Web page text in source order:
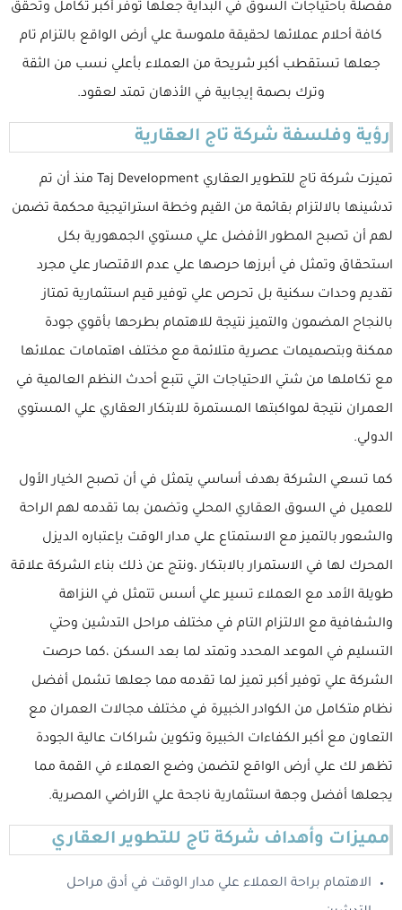
مفصلة باحتياجات السوق في البداية جعلها توفر أكبر تكامل وتحقق
كافة أحلام عملائها لحقيقة ملموسة علي أرض الواقع بالتزام تام
جعلها تستقطب أكبر شريحة من العملاء بأعلي نسب من الثقة
وترك بصمة إيجابية في الأذهان تمتد لعقود.
رؤية وفلسفة شركة تاج العقارية
تميزت شركة تاج للتطوير العقاري Taj Development منذ أن تم
تدشينها بالالتزام بقائمة من القيم وخطة استراتيجية محكمة تضمن
لهم أن تصبح المطور الأفضل علي مستوي الجمهورية بكل
استحقاق وتمثل في أبرزها حرصها علي عدم الاقتصار علي مجرد
تقديم وحدات سكنية بل تحرص علي توفير قيم استثمارية تمتاز
بالنجاح المضمون والتميز نتيجة للاهتمام بطرحها بأقوي جودة
ممكنة وبتصميمات عصرية متلائمة مع مختلف اهتمامات عملائها
مع تكاملها من شتي الاحتياجات التي تتبع أحدث النظم العالمية في
العمران نتيجة لمواكبتها المستمرة للابتكار العقاري علي المستوي
الدولي.
كما تسعي الشركة بهدف أساسي يتمثل في أن تصبح الخيار الأول
للعميل في السوق العقاري المحلي وتضمن بما تقدمه لهم الراحة
والشعور بالتميز مع الاستمتاع علي مدار الوقت بإعتباره الديزل
المحرك لها في الاستمرار بالابتكار ،ونتج عن ذلك بناء الشركة علاقة
طويلة الأمد مع العملاء تسير علي أسس تتمثل في النزاهة
والشفافية مع الالتزام التام في مختلف مراحل التدشين وحتي
التسليم في الموعد المحدد وتمتد لما بعد السكن ،كما حرصت
الشركة علي توفير أكبر تميز لما تقدمه مما جعلها تشمل أفضل
نظام متكامل من الكوادر الخبيرة في مختلف مجالات العمران مع
التعاون مع أكبر الكفاءات الخبيرة وتكوين شراكات عالية الجودة
تظهر لك علي أرض الواقع لتضمن وضع العملاء في القمة مما
يجعلها أفضل وجهة استثمارية ناجحة علي الأراضي المصرية.
مميزات وأهداف شركة تاج للتطوير العقاري
الاهتمام براحة العملاء علي مدار الوقت في أدق مراحل